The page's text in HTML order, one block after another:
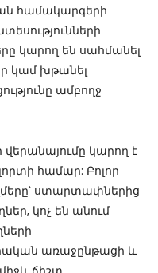
համակարգերի
կարող են սահմանել
կամ խթանել
ամբողջ
վերանայումը կարող է
համար: Բոլոր
ստարտափներից
կոչ են անում
առաջընթացի և